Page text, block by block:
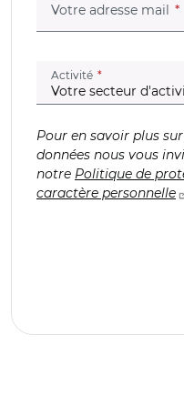
Votre adresse mail
Activité (champ
Pour en savoir plus
données nous vous
notre Politique de
caractère personnelle